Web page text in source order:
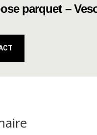
parquet –